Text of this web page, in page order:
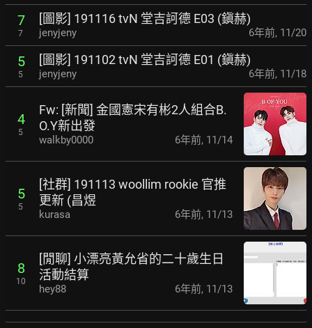
7
7
[圖影] 191116 tvN 堂吉訶德 E03 (鎭赫)
jenyjeny 6年前, 11/20
5
5
[圖影] 191102 tvN 堂吉訶德 E01 (鎭赫)
jenyjeny 6年前, 11/18
4
5
Fw: [新聞] 金國憲宋有彬2人組合B.
O.Y新出發
walkby0000 6年前, 11/14
5
5
[社群] 191113 woollim rookie 官推
更新 (昌煜
kurasa 6年前, 11/13
8
10
[閒聊] 小漂亮黃允省的二十歲生日
活動結算
hey88 6年前, 11/13